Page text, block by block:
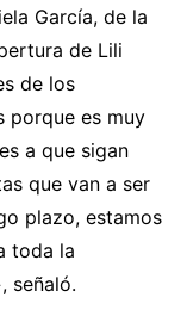
García, de la
de Lili
de los
porque es muy
a que sigan
que van a ser
plazo, estamos
toda la
señaló.